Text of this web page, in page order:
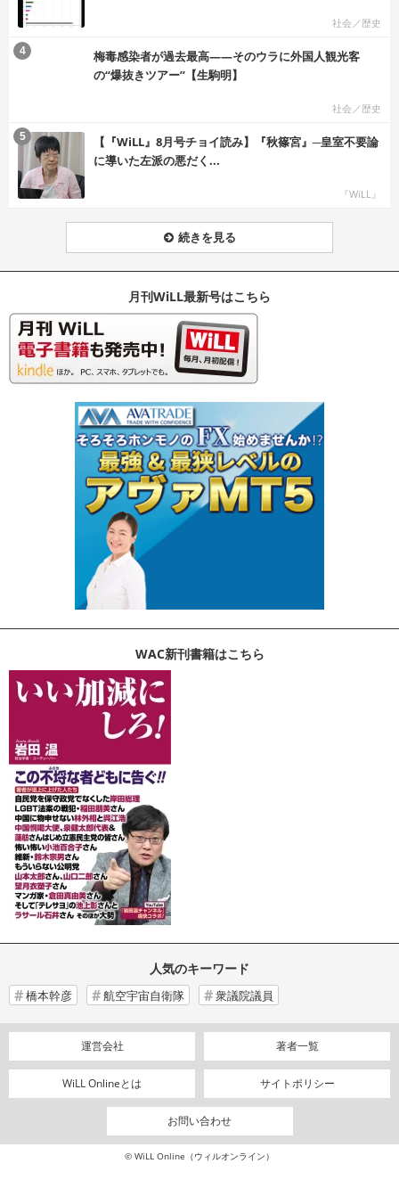
社会／歴史
梅毒感染者が過去最高――そのウラに外国人観光客
の“爆抜きツアー”【生駒明】
社会／歴史
4
【『WiLL』8月号チョイ読み】『秋篠宮』─皇室不要論
に導いた左派の悪だく...
『WiLL』
5
続きを見る
月刊WiLL最新号はこちら
WAC新刊書籍はこちら
人気のキーワード
橋本幹彦 航空宇宙自衛隊 衆議院議員
運営会社 著者一覧
WiLL Onlineとは サイトポリシー
お問い合わせ
© WiLL Online（ウィルオンライン）